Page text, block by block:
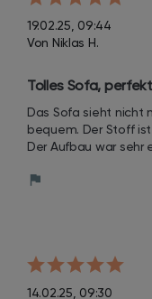
19.02.25, 09:44
Von Niklas H.
Tolles Sofa,
Das Sofa sieht nicht
bequem. Der Stoff
Der Aufbau war sehr
14.02.25, 09:30